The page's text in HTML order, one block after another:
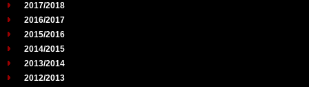
2017/2018
2016/2017
2015/2016
2014/2015
2013/2014
2012/2013